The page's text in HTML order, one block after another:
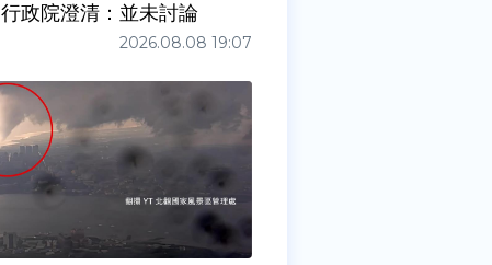
請辭？ 行政院澄清：並未討論
2026.08.08 19:07